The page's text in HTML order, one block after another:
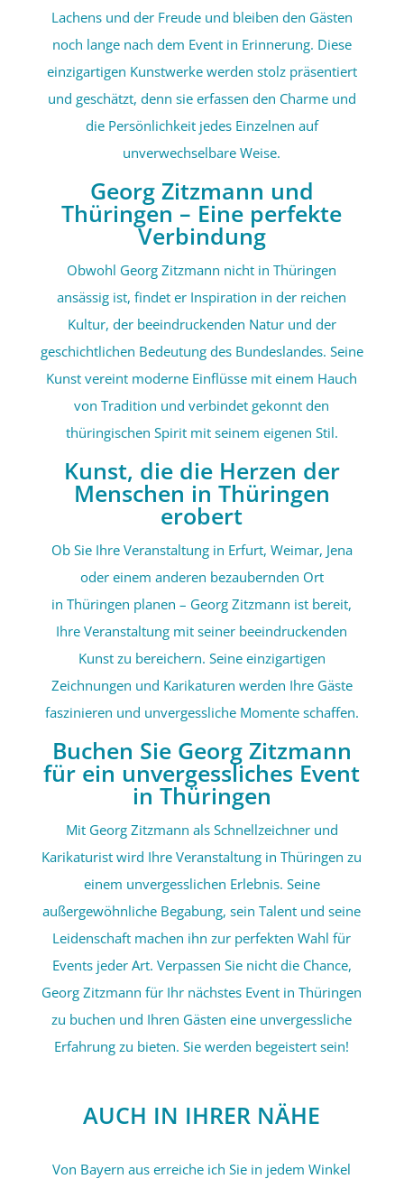
Lachens und der Freude und bleiben den Gästen
noch lange nach dem Event in Erinnerung. Diese
einzigartigen Kunstwerke werden stolz präsentiert
und geschätzt, denn sie erfassen den Charme und
die Persönlichkeit jedes Einzelnen auf
unverwechselbare Weise.
Georg Zitzmann und
Thüringen – Eine perfekte
Verbindung
Obwohl Georg Zitzmann nicht in Thüringen
ansässig ist, findet er Inspiration in der reichen
Kultur, der beeindruckenden Natur und der
geschichtlichen Bedeutung des Bundeslandes. Seine
Kunst vereint moderne Einflüsse mit einem Hauch
von Tradition und verbindet gekonnt den
thüringischen Spirit mit seinem eigenen Stil.
Kunst, die die Herzen der
Menschen in Thüringen
erobert
Ob Sie Ihre Veranstaltung in Erfurt, Weimar, Jena
oder einem anderen bezaubernden Ort
in Thüringen planen – Georg Zitzmann ist bereit,
Ihre Veranstaltung mit seiner beeindruckenden
Kunst zu bereichern. Seine einzigartigen
Zeichnungen und Karikaturen werden Ihre Gäste
faszinieren und unvergessliche Momente schaffen.
Buchen Sie Georg Zitzmann
für ein unvergessliches Event
in Thüringen
Mit Georg Zitzmann als Schnellzeichner und
Karikaturist wird Ihre Veranstaltung in Thüringen zu
einem unvergesslichen Erlebnis. Seine
außergewöhnliche Begabung, sein Talent und seine
Leidenschaft machen ihn zur perfekten Wahl für
Events jeder Art. Verpassen Sie nicht die Chance,
Georg Zitzmann für Ihr nächstes Event in Thüringen
zu buchen und Ihren Gästen eine unvergessliche
Erfahrung zu bieten. Sie werden begeistert sein!
AUCH IN IHRER NÄHE
Von Bayern aus erreiche ich Sie in jedem Winkel